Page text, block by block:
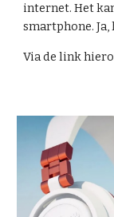
internet. Het
smartphone.
Via de link